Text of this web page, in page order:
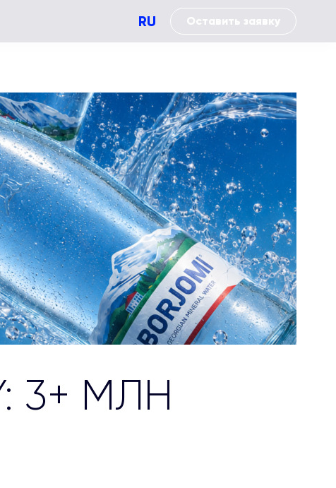
Performance Brand impact
RU Оставить заявку
3+ МЛН